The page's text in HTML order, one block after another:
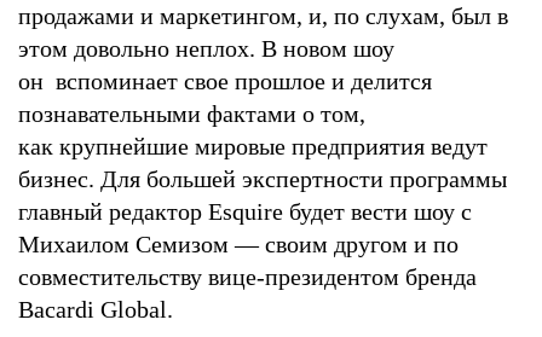
продажами и маркетингом, и, по слухам, был в
этом довольно неплох. В новом шоу
он вспоминает свое прошлое и делится
познавательными фактами о том,
как крупнейшие мировые предприятия ведут
бизнес. Для большей экспертности программы
главный редактор Esquire будет вести шоу с
Михаилом Семизом — своим другом и по
совместительству вице-президентом бренда
Bacardi Global.